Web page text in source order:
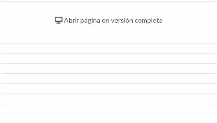
Abrir página en versión completa